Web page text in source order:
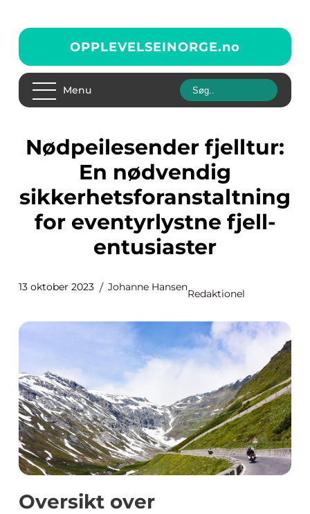
OPPLEVELSEINORGE.no
Menu
Nødpeilesender fjelltur:
En nødvendig
sikkerhetsforanstaltning
for eventyrlystne fjell-
entusiaster
13 oktober 2023 Johanne Hansen
Redaktionel
Oversikt over